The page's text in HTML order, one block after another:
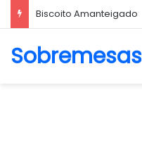
La Crema Caffè